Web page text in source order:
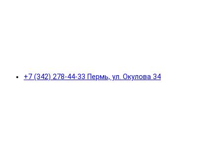
+7 (342) 278-44-33 Пермь, ул. Окулова 34